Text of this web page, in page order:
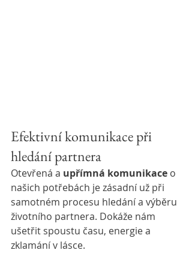
Efektivní komunikace při
hledání partnera
Otevřená a upřímná komunikace o
našich potřebách je zásadní už při
samotném procesu hledání a výběru
životního partnera. Dokáže nám
ušetřit spoustu času, energie a
zklamání v lásce.